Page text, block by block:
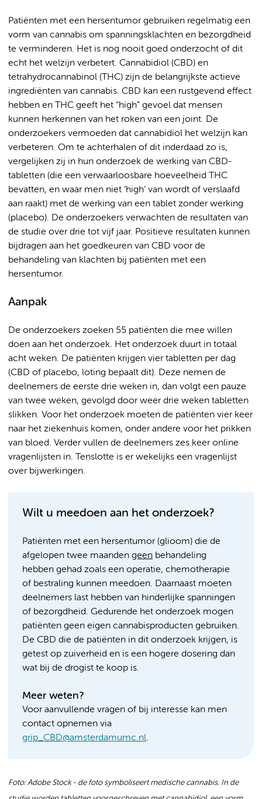
Patiënten met een hersentumor gebruiken regelmatig een
vorm van cannabis om spanningsklachten en bezorgdheid
te verminderen. Het is nog nooit goed onderzocht of dit
echt het welzijn verbetert. Cannabidiol (CBD) en
tetrahydrocannabinol (THC) zijn de belangrijkste actieve
ingrediënten van cannabis. CBD kan een rustgevend effect
hebben en THC geeft het “high” gevoel dat mensen
kunnen herkennen van het roken van een joint. De
onderzoekers vermoeden dat cannabidiol het welzijn kan
verbeteren. Om te achterhalen of dit inderdaad zo is,
vergelijken zij in hun onderzoek de werking van CBD-
tabletten (die een verwaarloosbare hoeveelheid THC
bevatten, en waar men niet ‘high’ van wordt of verslaafd
aan raakt) met de werking van een tablet zonder werking
(placebo). De onderzoekers verwachten de resultaten van
de studie over drie tot vijf jaar. Positieve resultaten kunnen
bijdragen aan het goedkeuren van CBD voor de
behandeling van klachten bij patiënten met een
hersentumor.
Aanpak
De onderzoekers zoeken 55 patiënten die mee willen
doen aan het onderzoek. Het onderzoek duurt in totaal
acht weken. De patiënten krijgen vier tabletten per dag
(CBD of placebo, loting bepaalt dit). Deze nemen de
deelnemers de eerste drie weken in, dan volgt een pauze
van twee weken, gevolgd door weer drie weken tabletten
slikken. Voor het onderzoek moeten de patiënten vier keer
naar het ziekenhuis komen, onder andere voor het prikken
van bloed. Verder vullen de deelnemers zes keer online
vragenlijsten in. Tenslotte is er wekelijks een vragenlijst
over bijwerkingen.
Wilt u meedoen aan het onderzoek?
Patiënten met een hersentumor (glioom) die de
afgelopen twee maanden geen behandeling
hebben gehad zoals een operatie, chemotherapie
of bestraling kunnen meedoen. Daarnaast moeten
deelnemers last hebben van hinderlijke spanningen
of bezorgdheid. Gedurende het onderzoek mogen
patiënten geen eigen cannabisproducten gebruiken.
De CBD die de patiënten in dit onderzoek krijgen, is
getest op zuiverheid en is een hogere dosering dan
wat bij de drogist te koop is.
Meer weten?
Voor aanvullende vragen of bij interesse kan men
contact opnemen via
grip_CBD@amsterdamumc.nl.
Foto: Adobe Stock - de foto symboliseert medische cannabis. In de